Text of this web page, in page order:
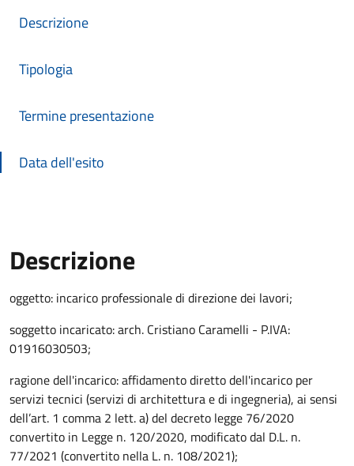
Descrizione
Tipologia
Termine presentazione
Data dell'esito
Descrizione
Descrizione Bando
oggetto: incarico professionale di direzione dei lavori;
soggetto incaricato: arch. Cristiano Caramelli - P.IVA:
01916030503;
ragione dell'incarico: affidamento diretto dell'incarico per
servizi tecnici (servizi di architettura e di ingegneria), ai sensi
dell’art. 1 comma 2 lett. a) del decreto legge 76/2020
convertito in Legge n. 120/2020, modificato dal D.L. n.
77/2021 (convertito nella L. n. 108/2021);